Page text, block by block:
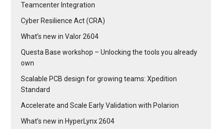
Teamcenter Integration
Cyber Resilience Act (CRA)
What’s new in Valor 2604
Questa Base workshop – Unlocking the tools you already
own
Scalable PCB design for growing teams: Xpedition
Standard
Accelerate and Scale Early Validation with Polarion
What’s new in HyperLynx 2604